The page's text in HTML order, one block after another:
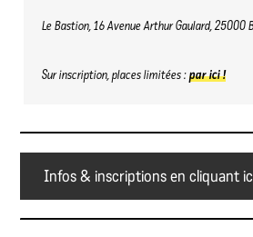
Le Bastion, 16 Avenue Arthur Gaulard, 25000
Sur inscription, places limitées :par ici !
Infos & inscriptions en cliquant